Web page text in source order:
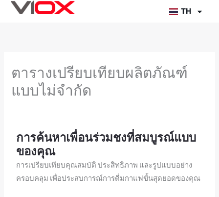
ข้าม
TH
ตารางเปรียบเทียบผลิตภัณฑ์
แบบไม่จำกัด
การค้นหาเพื่อนร่วมชงที่สมบูรณ์แบบ
ของคุณ
การเปรียบเทียบคุณสมบัติ ประสิทธิภาพ และรูปแบบอย่าง
ครอบคลุม เพื่อประสบการณ์การดื่มกาแฟขั้นสุดยอดของคุณ